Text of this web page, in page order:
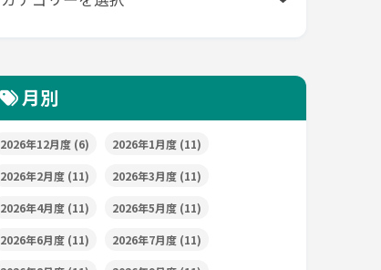
月別
2026年12月度 (6) 2026年1月度 (11)
2026年2月度 (11) 2026年3月度 (11)
2026年4月度 (11) 2026年5月度 (11)
2026年6月度 (11) 2026年7月度 (11)